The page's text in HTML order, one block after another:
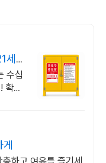
세기
수십
확산